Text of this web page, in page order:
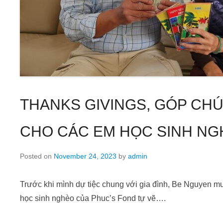
THANKS GIVINGS, GÓP
CHO CÁC EM HỌC SINH
Posted on November 24, 2023 by admin
Trước khi mình dự tiệc chung với gia đình, Be Nguyen
học sinh nghèo của Phuc’s Fond tự vẽ….